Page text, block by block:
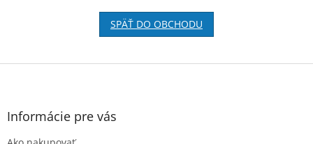
SPÄŤ DO OBCHODU
Z
Informácie pre vás